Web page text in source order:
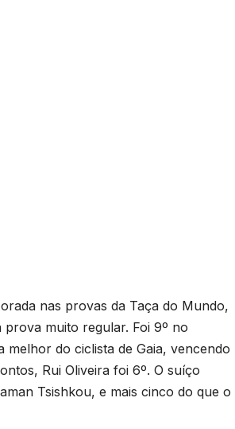
nas provas da Taça do Mundo,
muito regular. Foi 9º no
do ciclista de Gaia, vencendo
Rui Oliveira foi 6º. O suíço
Tsishkou, e mais cinco do que o